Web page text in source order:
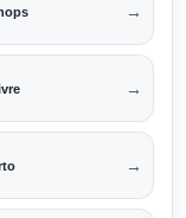
→
→
→